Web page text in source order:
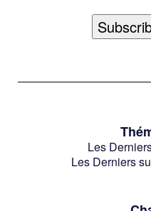
Les
Les Derniers